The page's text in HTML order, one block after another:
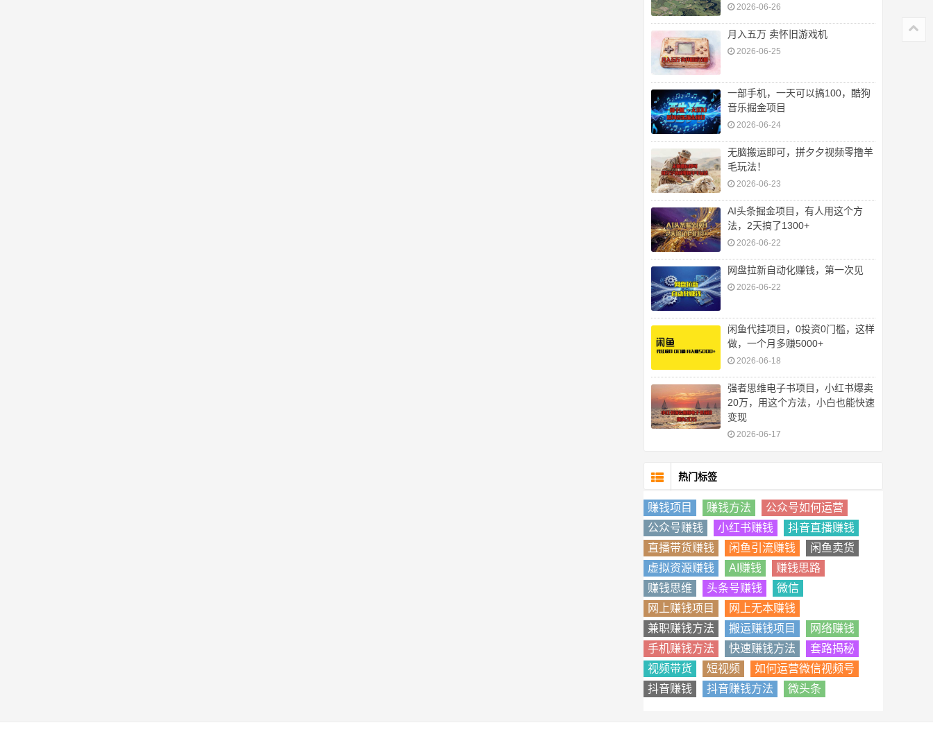
2026-06-26
月入五万 卖怀旧游戏机
2026-06-25
一部手机，一天可以搞100，酷狗
音乐掘金项目
2026-06-24
无脑搬运即可，拼夕夕视频零撸羊
毛玩法！
2026-06-23
AI头条掘金项目，有人用这个方
法，2天搞了1300+
2026-06-22
网盘拉新自动化赚钱，第一次见
2026-06-22
闲鱼代挂项目，0投资0门槛，这样
做，一个月多赚5000+
2026-06-18
强者思维电子书项目，小红书爆卖
20万，用这个方法，小白也能快速
变现
2026-06-17
热门标签
赚钱项目 赚钱方法
公众号如何运营
公众号赚钱
小红书赚钱
抖音直播赚钱
直播带货赚钱
闲鱼引流赚钱
闲鱼卖货
虚拟资源赚钱
AI赚钱
赚钱思路
赚钱思维
头条号赚钱
微信
网上赚钱项目
网上无本赚钱
兼职赚钱方法
搬运赚钱项目
网络赚钱
手机赚钱方法
快速赚钱方法
套路揭秘
视频带货
短视频
如何运营微信视频号
抖音赚钱
抖音赚钱方法 微头条